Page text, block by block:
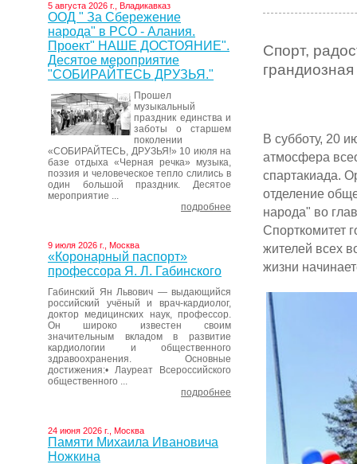
5 августа 2026 г., Владикавказ
ООД " За Сбережение
народа" в РСО - Алания.
Проект" НАШЕ ДОСТОЯНИЕ".
Десятое мероприятие
"СОБИРАЙТЕСЬ ДРУЗЬЯ."
Прошел
музыкальный
праздник единства и
заботы о старшем
поколении
«СОБИРАЙТЕСЬ, ДРУЗЬЯ!» 10 июля на
базе отдыха «Черная речка» музыка,
поэзия и человеческое тепло слились в
один большой праздник. Десятое
мероприятие ...
подробнее
9 июля 2026 г., Москва
«Коронарный паспорт»
профессора Я. Л. Габинского
Габинский Ян Львович — выдающийся
российский учёный и врач-кардиолог,
доктор медицинских наук, профессор.
Он широко известен своим
значительным вкладом в развитие
кардиологии и общественного
здравоохранения. Основные
достижения:• Лауреат Всероссийского
общественного ...
подробнее
24 июня 2026 г., Москва
Памяти Михаила Ивановича
Ножкина
Спорт,
В субботу, 20
атмосфера
спартакиада.
отделение
народа" во
Спорткомитет
жителей всех
жизни